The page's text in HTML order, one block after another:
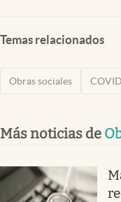
Temas relacionados
Obras sociales
Más noticias de